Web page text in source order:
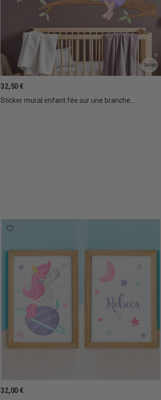
Sticker mural enfant fée sur une branche...
32,50 €
32,00 €